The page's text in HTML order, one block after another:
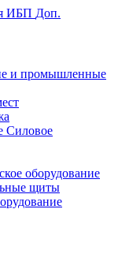
Доп.
и промышленные
Силовое
оборудование
щиты